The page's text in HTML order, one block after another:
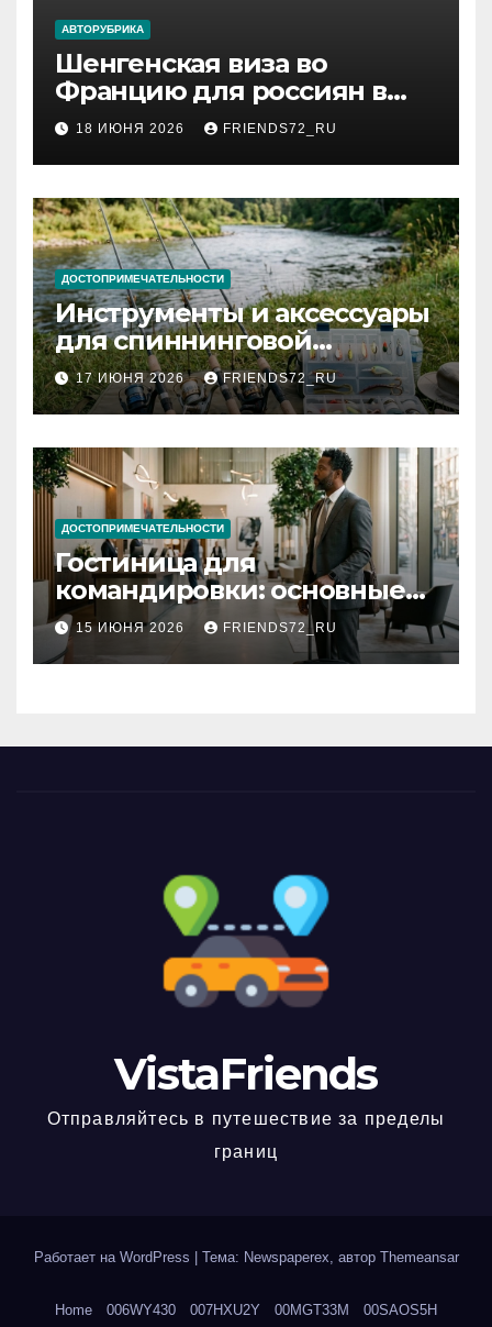
АВТОРУБРИКА
Шенгенская виза во
Францию для россиян в
2026 году: сроки от 3 дней
и список необходимых
документов
18 ИЮНЯ 2026 FRIENDS72_RU
ДОСТОПРИМЕЧАТЕЛЬНОСТИ
Инструменты и аксессуары
для спиннинговой
рыбалки: назначение и
типы
17 ИЮНЯ 2026 FRIENDS72_RU
ДОСТОПРИМЕЧАТЕЛЬНОСТИ
Гостиница для
командировки: основные
критерии выбора
15 ИЮНЯ 2026 FRIENDS72_RU
VistaFriends
Отправляйтесь в путешествие за пределы
границ
Работает на WordPress Тема: Newspaperex, автор Themeansar
Home 006WY430 007HXU2Y 00MGT33M 00SAOS5H